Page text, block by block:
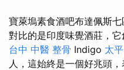
寶萊塢素食酒吧布達佩斯
對比的是印度味覺酒莊，
台中 中醫 整骨 Indigo 太
人，這始終是一個好兆頭，